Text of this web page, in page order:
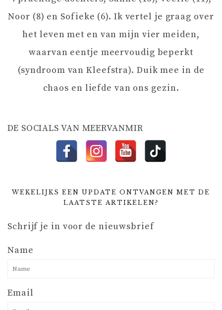
G
T
E
Noor (8) en Sofieke (6). Ik vertel je graag over
het leven met en van mijn vier meiden,
waarvan eentje meervoudig beperkt
(syndroom van Kleefstra). Duik mee in de
chaos en liefde van ons gezin.
DE SOCIALS VAN MEERVANMIR
WEKELIJKS EEN UPDATE ONTVANGEN MET DE
LAATSTE ARTIKELEN?
Schrijf je in voor de nieuwsbrief
Name
Email